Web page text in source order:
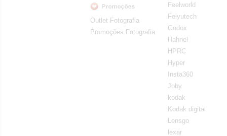
Outlet Fotografia
Promoções Fotografia
Feelworld
Feiyutech
Godox
Hahnel
HPRC
Hyper
Insta360
Joby
kodak
Kodak digital
Lensgo
lexar